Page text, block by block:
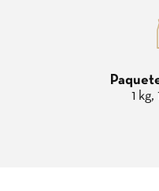
1 kg,